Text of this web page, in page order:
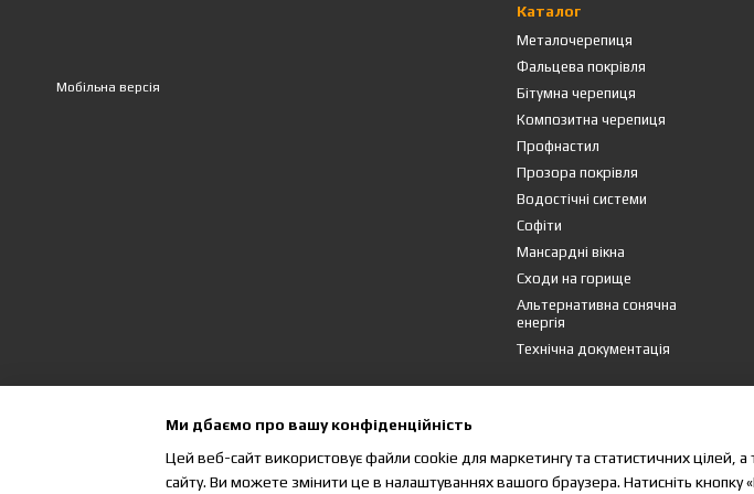
купити бітумну черепицюбрендів:
залежить від колекції та виробника. Ми
Комплектуючі для покрівельних матеріалів
Для надійної покрівлі важливо використовувати якісні комплектуючі:
— ефективний захист фасаду та фундаменту.
— вентиляція та завершений вигляд даху.
Комплектуючі і покрівельні матеріали для даху доступні в одному
Чому варто купити покрівельні матеріали в
Мобільна версія
Каталог
Металочерепиця
Фальцева покрівля
Бітумна черепиця
Композитна черепиця
Профнастил
Прозора покрівля
Водостічні системи
Софіти
Мансардні вікна
Сходи на горище
Альтернативна сонячна
енергія
Технічна документація
Ми дбаємо про вашу конфіденційність
Цей веб-сайт використовує файли cookie для маркетингу та статистичних цілей,
сайту. Ви можете змінити це в налаштуваннях вашого браузера. Натисніть